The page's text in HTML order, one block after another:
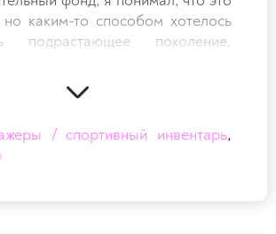
каким-то способом хотелось
подрастающее поколение,
поддержку не только
но и большое внимание
здорового образа
Благотворительный фонд
/ спортивный инвентарь,